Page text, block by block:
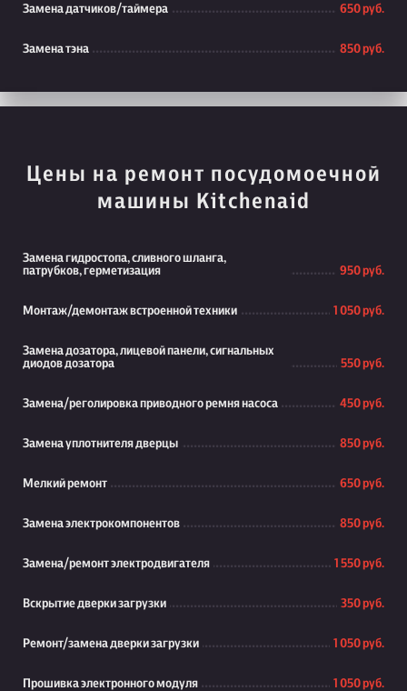
Замена датчиков/таймера 650 руб.
Замена тэна 850 руб.
Цены на ремонт посудомоечной
машины Kitchenaid
Замена гидростопа, сливного шланга,
патрубков, герметизация
950 руб.
Монтаж/демонтаж встроенной техники 1 050 руб.
Замена дозатора, лицевой панели, сигнальных
диодов дозатора
550 руб.
Замена/реголировка приводного ремня насоса 450 руб.
Замена уплотнителя дверцы 850 руб.
Мелкий ремонт 650 руб.
Замена электрокомпонентов 850 руб.
Замена/ремонт электродвигателя 1 550 руб.
Вскрытие дверки загрузки 350 руб.
Ремонт/замена дверки загрузки 1 050 руб.
Прошивка электронного модуля 1 050 руб.